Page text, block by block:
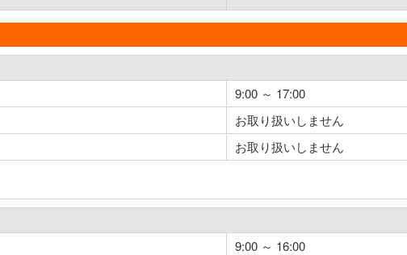
9:00 ～ 17:00
お取り扱いしません
お取り扱いしません
9:00 ～ 16:00